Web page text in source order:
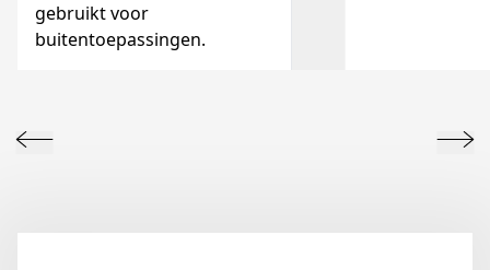
gebruikt voor
buitentoepassingen.